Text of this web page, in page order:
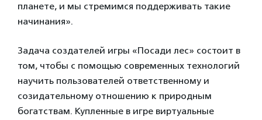
планете, и мы стремимся поддерживать такие
начинания».
Задача создателей игры «Посади лес» состоит в
том, чтобы с помощью современных технологий
научить пользователей ответственному и
созидательному отношению к природным
богатствам. Купленные в игре виртуальные